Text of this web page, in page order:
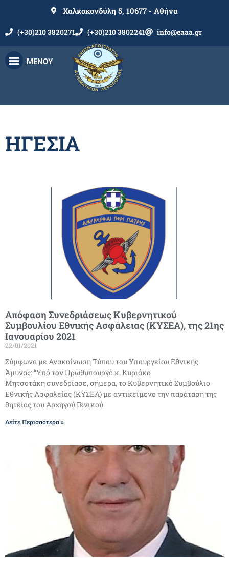
Χαλκοκονδύλη 5, 10677 - Αθήνα
(+30)210 3820271 (+30)210 3802241 info@eaaa.gr
ΜΕΝΟΥ
ΗΓΕΣΙΑ
Απόφαση Συνεδριάσεως Κυβερνητικού
Συμβουλίου Εθνικής Ασφάλειας (ΚΥΣΕΑ), της 21ης
Ιανουαρίου 2021
22/01/2021
Σύμφωνα με Ανακοίνωση Τύπου του Υπουργείου Εθνικής
Άμυνας: “Υπό τον Πρωθυπουργό κ. Κυριάκο
Μητσοτάκη συνεδρίασε, σήμερα, το Κυβερνητικό Συμβούλιο
Εθνικής Ασφαλείας (ΚΥΣΕΑ) με αντικείμενο την παράταση της
θητείας του Αρχηγού Γενικού
Δείτε Περισσότερα »